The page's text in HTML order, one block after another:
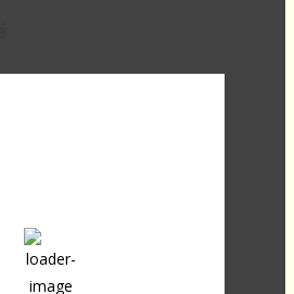
54 %
1022 mb
9 Km/h